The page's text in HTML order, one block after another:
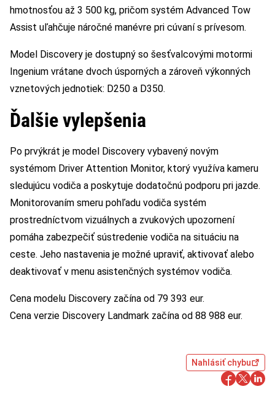
hmotnosťou až 3 500 kg, pričom systém Advanced Tow
Assist uľahčuje náročné manévre pri cúvaní s prívesom.
Model Discovery je dostupný so šesťvalcovými motormi
Ingenium vrátane dvoch úsporných a zároveň výkonných
vznetových jednotiek: D250 a D350.
Ďalšie vylepšenia
Po prvýkrát je model Discovery vybavený novým
systémom Driver Attention Monitor, ktorý využíva kameru
sledujúcu vodiča a poskytuje dodatočnú podporu pri jazde.
Monitorovaním smeru pohľadu vodiča systém
prostredníctvom vizuálnych a zvukových upozornení
pomáha zabezpečiť sústredenie vodiča na situáciu na
ceste. Jeho nastavenia je možné upraviť, aktivovať alebo
deaktivovať v menu asistenčných systémov vodiča.
Cena modelu Discovery začína od 79 393 eur.
Cena verzie Discovery Landmark začína od 88 988 eur.
Nahlásiť chybu